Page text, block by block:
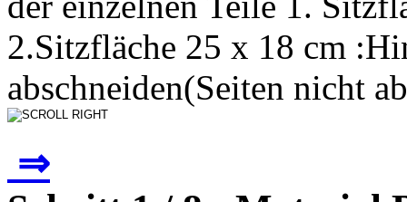
2.Sitzfläche 25 x 18 cm
abschneiden(Seiten nicht
⇒